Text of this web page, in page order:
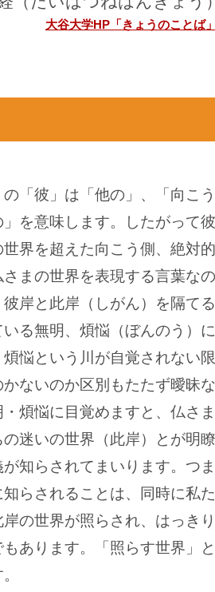
大谷大学HP「きょうのことば
の「彼」は「他の」、「向こう
」を意味します。したがって
界を超えた向こう側、絶対的
まの世界を表現する言葉なの
岸と此岸（しがん）を隔て
る無明、煩悩（ぼんのう）
煩悩という川が自覚されない
ないのか区別もたたず曖昧な
煩悩に目覚めますと、仏さ
の迷いの世界（此岸）とが明
知らされてまいります。つ
らされることは、同時に私
岸の世界が照らされ、はっき
あります。「照らす世界」